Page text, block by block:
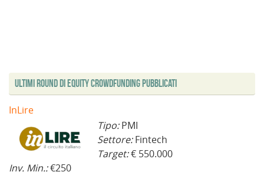
Ultimi Round di Equity Crowdfunding Pubblicati
InLire
Tipo:PMI
Settore:Fintech
Target:€ 550.000
Inv. Min.:€250